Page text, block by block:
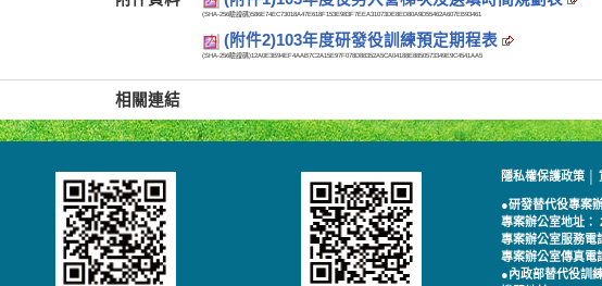
(SHA-256驗證碼)586E74EC73018A47E618F153E983F7EEA31073DE8ED80A9D55462A607EB93461
(附件2)103年度研發役訓練預定期程表
(SHA-256驗證碼)12A0E3B94EF4AAB7C2A15E97F078D88352A5CA04188E8850573349E9C4541AA5
相關連結
隱私權保護政策
●研發替代役專案
專案辦公室地址：
專案辦公室服務電
專案辦公室傳真
●內政部替代役訓